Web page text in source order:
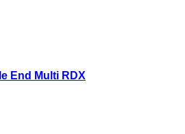
End Multi RDX